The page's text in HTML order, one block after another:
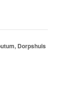
Dorpshuis